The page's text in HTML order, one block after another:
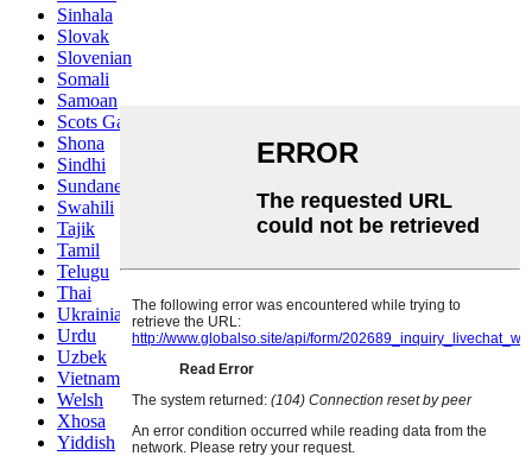
Sinhala
Slovak
Slovenian
Somali
Samoan
Scots Gaelic
Shona
Sindhi
Sundanese
Swahili
Tajik
Tamil
Telugu
Thai
Ukrainian
Urdu
Uzbek
Vietnamese
Welsh
Xhosa
Yiddish